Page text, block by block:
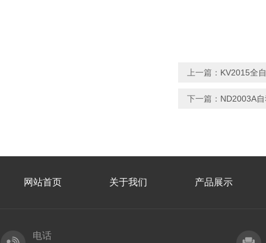
上一篇： KV2015全
下一篇： ND2003A
网站首页 关于我们 产品展示
电话